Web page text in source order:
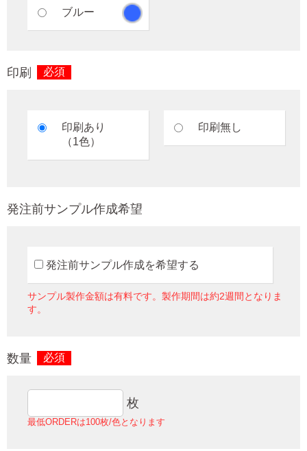
ブルー
印刷 必須
印刷あり
（1色）
印刷無し
発注前サンプル作成希望
発注前サンプル作成を希望する
サンプル製作金額は有料です。製作期間は約2週間となりま
す。
数量 必須
枚
最低ORDERは100枚/色となります